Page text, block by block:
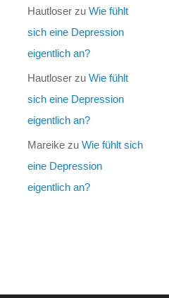
Hautloser zu Wie fühlt
sich eine Depression
eigentlich an?
Hautloser zu Wie fühlt
sich eine Depression
eigentlich an?
Mareike zu Wie fühlt sich
eine Depression
eigentlich an?